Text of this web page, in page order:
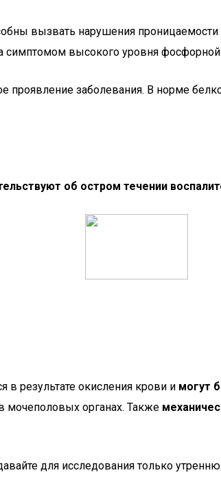
вызвать нарушения
симптомом высокого уровня
заболевания. В норме
об остром течении
в результате окисления крови и могут
мочеполовых органах. Также
для исследования только